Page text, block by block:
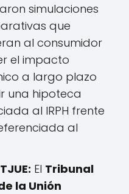
simulaciones
que
al consumidor
el impacto
a largo plazo
una hipoteca
al IRPH frente
al
El Tribunal
la Unión